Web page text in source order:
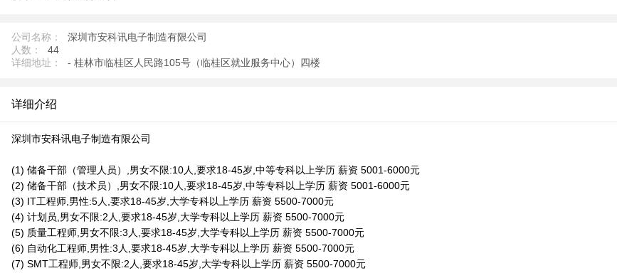
公司名称：
深圳市安科讯电子制造有限公司
人数：
44
详细地址：
- 桂林市临桂区人民路105号（临桂区就业服务中心）四楼
详细介绍
深圳市安科讯电子制造有限公司
(1) 储备干部（管理人员）,男女不限:10人,要求18-45岁,中等专科以上学历 薪资 5001-6000元
(2) 储备干部（技术员）,男女不限:10人,要求18-45岁,中等专科以上学历 薪资 5001-6000元
(3) IT工程师,男性:5人,要求18-45岁,大学专科以上学历 薪资 5500-7000元
(4) 计划员,男女不限:2人,要求18-45岁,大学专科以上学历 薪资 5500-7000元
(5) 质量工程师,男女不限:3人,要求18-45岁,大学专科以上学历 薪资 5500-7000元
(6) 自动化工程师,男性:3人,要求18-45岁,大学专科以上学历 薪资 5500-7000元
(7) SMT工程师,男女不限:2人,要求18-45岁,大学专科以上学历 薪资 5500-7000元